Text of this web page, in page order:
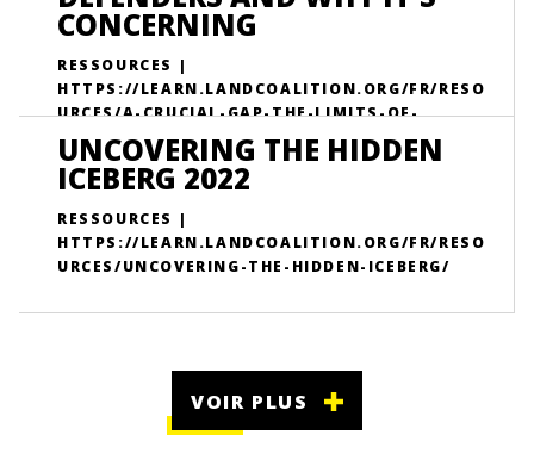
CONCERNING
RESSOURCES |
HTTPS://LEARN.LANDCOALITION.ORG/FR/RESO
URCES/A-CRUCIAL-GAP-THE-LIMITS-OF-
OFFICIAL-DATA-ON-ATTACKS-AGAINST-
DEFENDERS-AND-WHY-ITS-CONCERNING/
UNCOVERING THE HIDDEN
ICEBERG 2022
RESSOURCES |
HTTPS://LEARN.LANDCOALITION.ORG/FR/RESO
URCES/UNCOVERING-THE-HIDDEN-ICEBERG/
VOIR PLUS